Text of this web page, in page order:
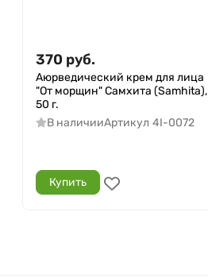
370 руб.
Аюрведический крем для лица
"От морщин" Самхита (Samhita),
50 г.
В наличииАртикул 4I-0072
Купить